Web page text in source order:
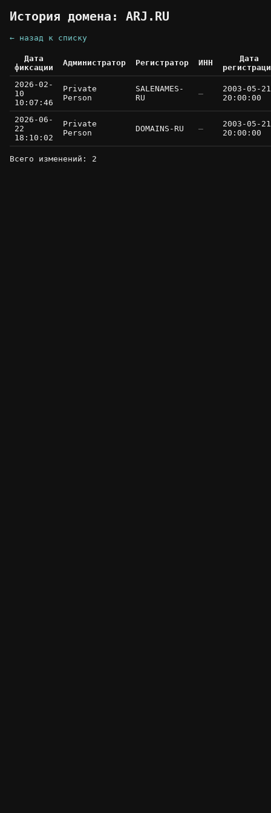
История домена: ARJ.RU
← назад к списку
Дата
фиксации
Администратор Регистратор ИНН
Дата
2026-02-
10
10:07:46
Private
Person
SALENAMES-
RU
—
2003-05-21
20:00:00
2026-06-
22
18:10:02
Private
Person
DOMAINS-RU —
2003-05-21
20:00:00
Всего изменений: 2